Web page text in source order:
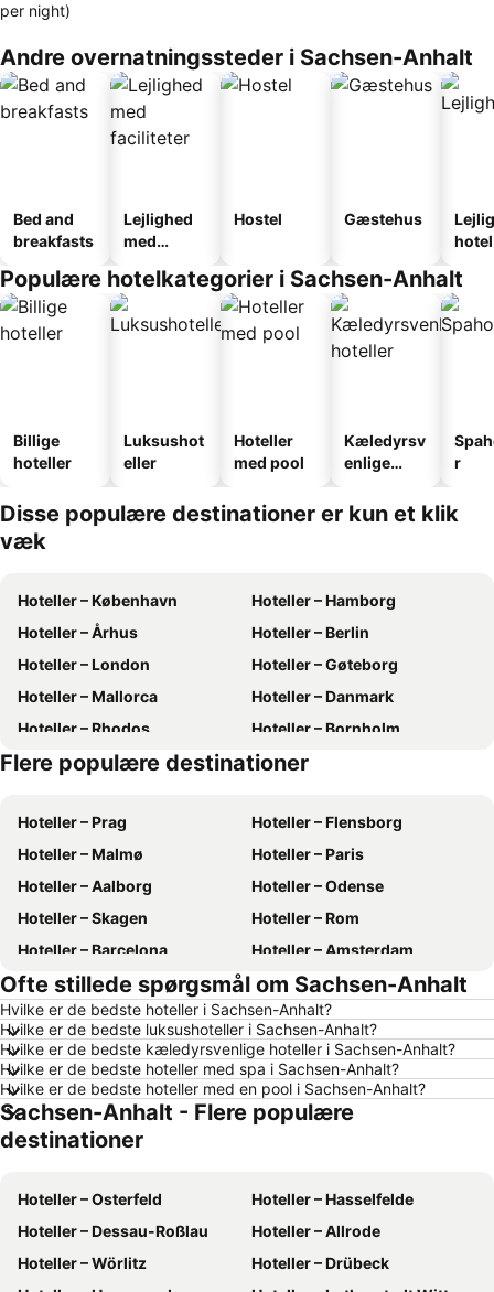
per night)
Andre overnatningssteder i Sachsen-Anhalt
Bed and
breakfasts
Lejlighed
med
Hostel Gæstehus
hotel
Populære hotelkategorier i Sachsen-Anhalt
Billige
hoteller
Luksushot
eller
Hoteller
med pool
Kæledyrsv
enlige
r
Disse populære destinationer er kun et klik
væk
Hoteller – København
Hoteller – Hamborg
Hoteller – Århus
Hoteller – Berlin
Hoteller – London
Hoteller – Gøteborg
Hoteller – Mallorca
Hoteller – Danmark
Hoteller – Rhodos
Hoteller – Bornholm
Hoteller – Kreta
Hoteller – Tyskland
Flere populære destinationer
Hoteller – Prag
Hoteller – Flensborg
Hoteller – Malmø
Hoteller – Paris
Hoteller – Aalborg
Hoteller – Odense
Hoteller – Skagen
Hoteller – Rom
Hoteller – Barcelona
Hoteller – Amsterdam
Hoteller – Alanya
Hoteller – Lübeck
Hoteller – Stockholm
Hoteller – Budapest
Hoteller – Kiel
Hoteller – Málaga
Hoteller – Sønderborg
Hoteller – Gdańsk
Hoteller – Silkeborg
Hoteller – Antalya
Hoteller – Gardasøen
Hoteller – Sønderjylland
Hoteller – Region Sjælland
Hoteller – Harzen
Hoteller – Italien
Hoteller – Slesvig-Holsten
Hoteller – Sverige
Ofte stillede spørgsmål om Sachsen-Anhalt
Hvilke er de bedste hoteller i Sachsen-Anhalt?
Hvilke er de bedste luksushoteller i Sachsen-Anhalt?
Hvilke er de bedste kæledyrsvenlige hoteller i Sachsen-Anhalt?
Hvilke er de bedste hoteller med spa i Sachsen-Anhalt?
Hvilke er de bedste hoteller med en pool i Sachsen-Anhalt?
Sachsen-Anhalt - Flere populære
destinationer
Hoteller – Osterfeld
Hoteller – Hasselfelde
Hoteller – Dessau-Roßlau
Hoteller – Allrode
Hoteller – Wörlitz
Hoteller – Drübeck